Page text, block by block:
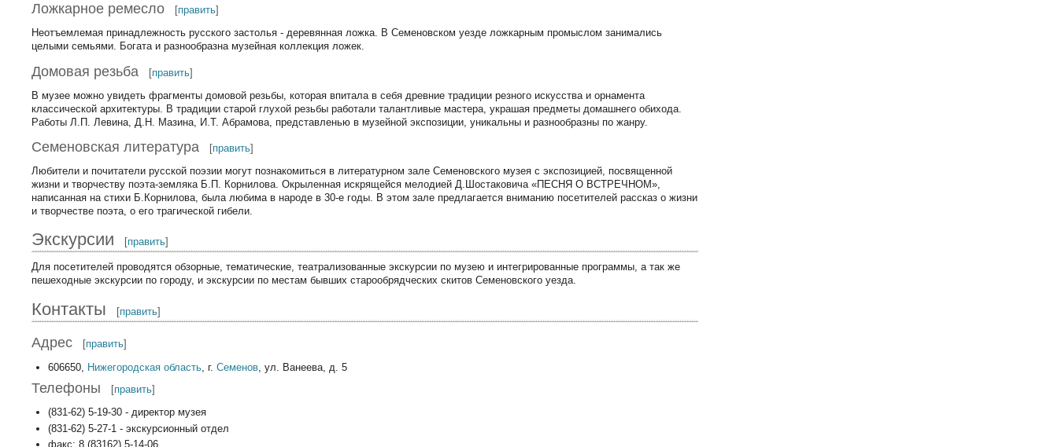
Ложкарное ремесло [править]
Неотъемлемая принадлежность русского застолья - деревянная ложка. В Семеновском уезде ложкарным промыслом занимались
целыми семьями. Богата и разнообразна музейная коллекция ложек.
Домовая резьба [править]
В музее можно увидеть фрагменты домовой резьбы, которая впитала в себя древние традиции резного искусства и орнамента
классической архитектуры. В традиции старой глухой резьбы работали талантливые мастера, украшая предметы домашнего обихода.
Работы Л.П. Левина, Д.Н. Мазина, И.Т. Абрамова, представленью в музейной экспозиции, уникальны и разнообразны по жанру.
Семеновская литература [править]
Любители и почитатели русской поэзии могут познакомиться в литературном зале Семеновского музея с экспозицией, посвященной
жизни и творчеству поэта-земляка Б.П. Корнилова. Окрыленная искрящейся мелодией Д.Шостаковича «ПЕСНЯ О ВСТРЕЧНОМ»,
написанная на стихи Б.Корнилова, была любима в народе в 30-е годы. В этом зале предлагается вниманию посетителей рассказ о жизни
и творчестве поэта, о его трагической гибели.
Экскурсии [править]
Для посетителей проводятся обзорные, тематические, театрализованные экскурсии по музею и интегрированные программы, а так же
пешеходные экскурсии по городу, и экскурсии по местам бывших старообрядческих скитов Семеновского уезда.
Контакты [править]
Адрес [править]
606650, Нижегородская область, г. Семенов, ул. Ванеева, д. 5
Телефоны [править]
(831-62) 5-19-30 - директор музея
(831-62) 5-27-1 - экскурсионный отдел
факс: 8 (83162) 5-14-06